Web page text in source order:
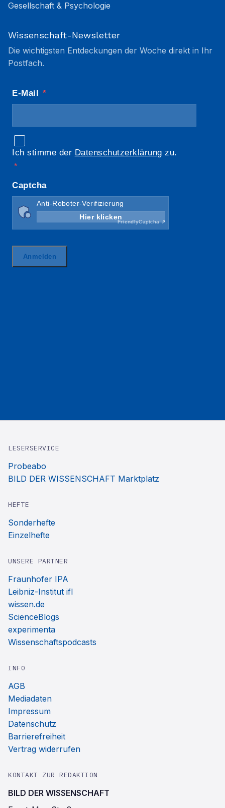
Gesellschaft & Psychologie
Wissenschaft-Newsletter
Die wichtigsten Entdeckungen der Woche direkt in Ihr
Postfach.
LESERSERVICE
Probeabo
BILD DER WISSENSCHAFT Marktplatz
HEFTE
Sonderhefte
Einzelhefte
UNSERE PARTNER
Fraunhofer IPA
Leibniz-Institut ifl
wissen.de
ScienceBlogs
experimenta
Wissenschaftspodcasts
INFO
AGB
Mediadaten
Impressum
Datenschutz
Barrierefreiheit
Vertrag widerrufen
KONTAKT ZUR REDAKTION
BILD DER WISSENSCHAFT